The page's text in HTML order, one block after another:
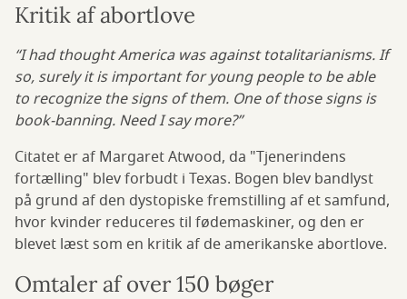
Kritik af abortlove
“I had thought America was against totalitarianisms. If
so, surely it is important for young people to be able
to recognize the signs of them. One of those signs is
book-banning. Need I say more?”
Citatet er af Margaret Atwood, da "Tjenerindens
fortælling" blev forbudt i Texas. Bogen blev bandlyst
på grund af den dystopiske fremstilling af et samfund,
hvor kvinder reduceres til fødemaskiner, og den er
blevet læst som en kritik af de amerikanske abortlove.
Omtaler af over 150 bøger